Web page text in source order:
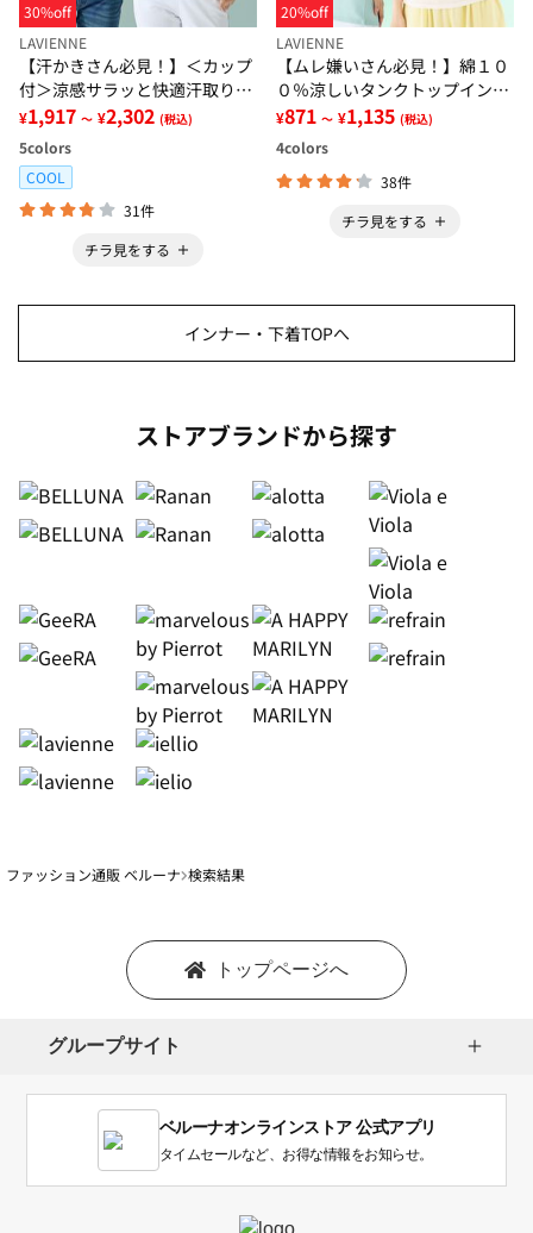
30%off
LAVIENNE
【汗かきさん必見！】＜カップ
付＞涼感サラッと快適汗取りタ
ンクトップインナー＜さらりラ
ボ＞
¥1,917 ～ ¥2,302 (税込)
5colors
COOL
31件
チラ見をする
20%off
LAVIENNE
【ムレ嫌いさん必見！】綿１０
０％涼しいタンクトップインナ
ー＜さらりラボ＞
¥871 ～ ¥1,135 (税込)
4colors
38件
チラ見をする
インナー・下着TOPへ
ストアブランドから探す
ファッション通販 ベルーナ 検索結果
トップページへ
グループサイト
ベルーナオンラインストア 公式アプリ
タイムセールなど、お得な情報をお知らせ。